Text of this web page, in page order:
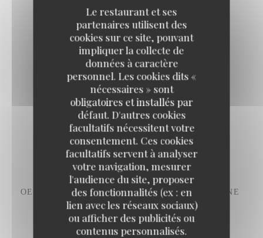
Le restaurant et ses
partenaires utilisent des
cookies sur ce site, pouvant
impliquer la collecte de
données à caractère
personnel. Les cookies dits «
nécessaires » sont
obligatoires et installés par
défaut. D'autres cookies
facultatifs nécessitent votre
consentement. Ces cookies
facultatifs servent à analyser
votre navigation, mesurer
l'audience du site, proposer
des fonctionnalités (ex : en
lien avec les réseaux sociaux)
ou afficher des publicités ou
contenus personnalisés.
entrée + plat ou plat + dessert
19,50 EUR
mezzés - entrées
OEUFS MAYONNAISE À LA MÉDITERRANÉENNE
estragon, huile de paprika